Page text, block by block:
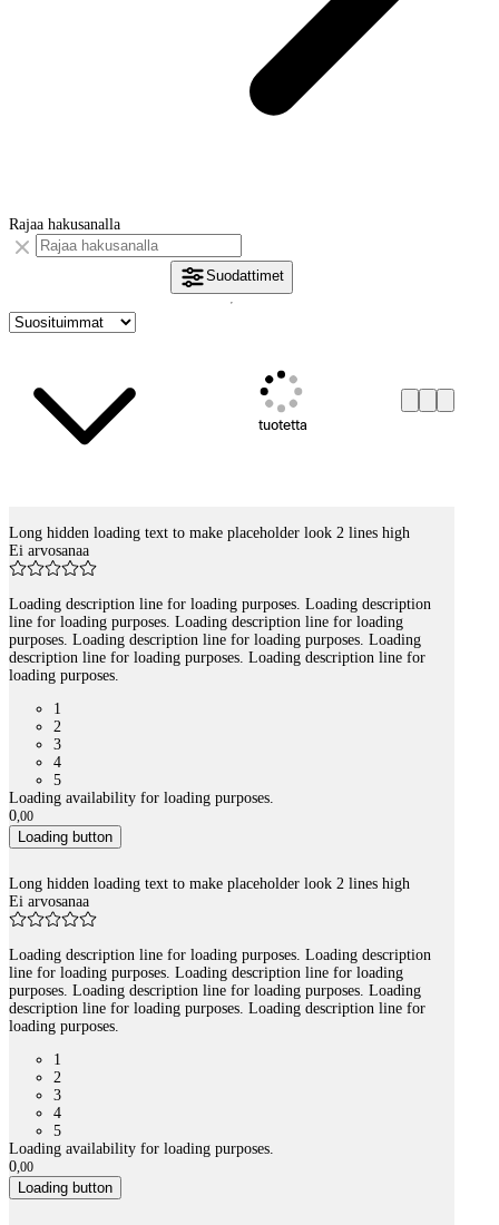
Rajaa hakusanalla
Suodattimet
tuotetta
Tuotelistaus
Long hidden loading text to make placeholder look 2 lines high
Ei arvosanaa
Loading description line for loading purposes. Loading description
line for loading purposes. Loading description line for loading
purposes. Loading description line for loading purposes. Loading
description line for loading purposes. Loading description line for
loading purposes.
1
2
3
4
5
Loading availability for loading purposes.
0,00
Loading button
Long hidden loading text to make placeholder look 2 lines high
Ei arvosanaa
Loading description line for loading purposes. Loading description
line for loading purposes. Loading description line for loading
purposes. Loading description line for loading purposes. Loading
description line for loading purposes. Loading description line for
loading purposes.
1
2
3
4
5
Loading availability for loading purposes.
0,00
Loading button